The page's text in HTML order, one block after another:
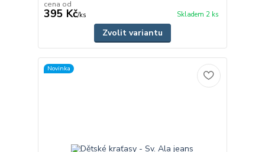
cena od
395 Kč/ks Skladem 2 ks
Zvolit variantu
Novinka